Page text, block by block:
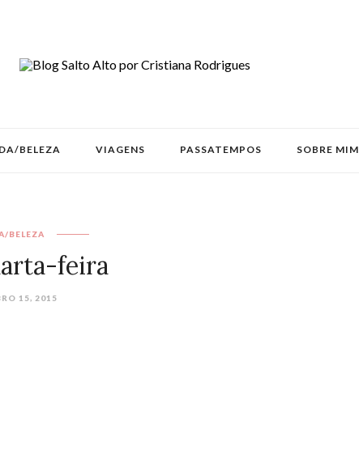
BELEZA VIAGENS PASSATEMPOS SOBRE MIM
BELEZA
feira
15, 2015